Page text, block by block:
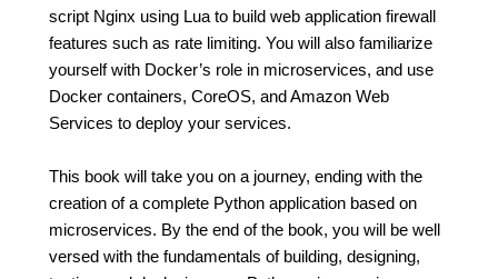
script Nginx using Lua to build web application firewall
features such as rate limiting. You will also familiarize
yourself with Docker’s role in microservices, and use
Docker containers, CoreOS, and Amazon Web
Services to deploy your services.
This book will take you on a journey, ending with the
creation of a complete Python application based on
microservices. By the end of the book, you will be well
versed with the fundamentals of building, designing,